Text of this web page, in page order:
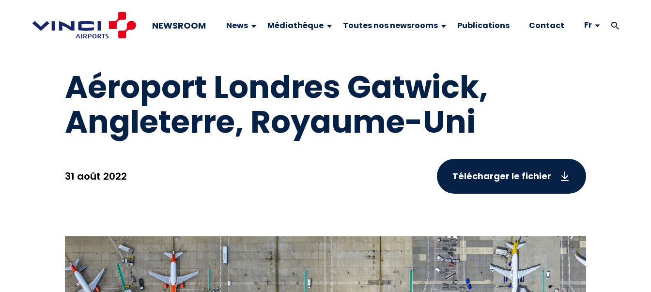
NEWSROOM News Médiathèque Toutes nos newsrooms Publications Contact Fr
Aéroport Londres Gatwick,
Angleterre, Royaume-Uni
31 août 2022 Télécharger le fichier